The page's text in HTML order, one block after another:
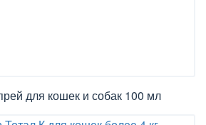
для кошек и собак 100 мл